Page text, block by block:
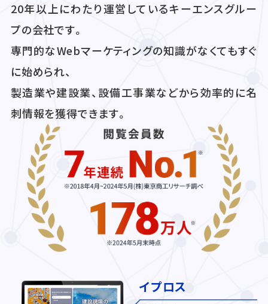
20年以上にわたり運営しているキーエンスグルー
プの会社です。
専門的なWebマーケティングの知識がなくてもすぐ
に始められ、
製造業や建設業、設備工事業などから効率的に名
刺情報を獲得できます。
イプロス